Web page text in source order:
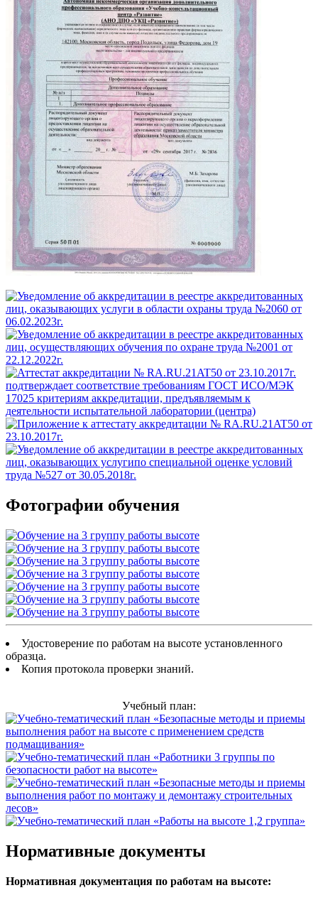
Фотографии обучения
Удостоверение по работам на высоте установленного
образца.
Копия протокола проверки знаний.
Учебный план:
Нормативные документы
Нормативная документация по работам на высоте: